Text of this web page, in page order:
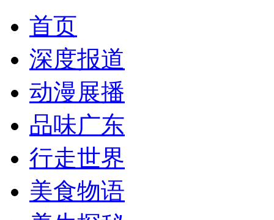
首页
深度报道
动漫展播
品味广东
行走世界
美食物语